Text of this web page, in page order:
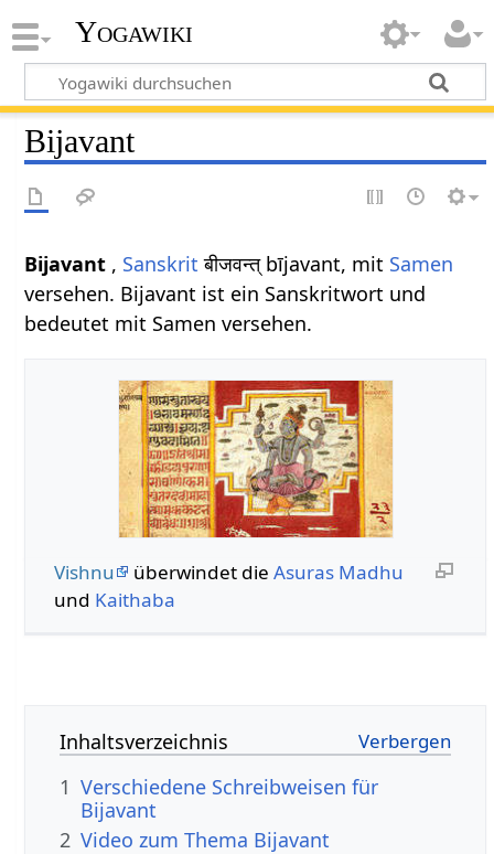
Yogawiki
Bijavant
Bijavant , Sanskrit बीजवन्त् bījavant, mit Samen
versehen. Bijavant ist ein Sanskritwort und
bedeutet mit Samen versehen.
Vishnu überwindet die Asuras Madhu
und Kaithaba
Inhaltsverzeichnis
1 Verschiedene Schreibweisen für
Bijavant
2 Video zum Thema Bijavant